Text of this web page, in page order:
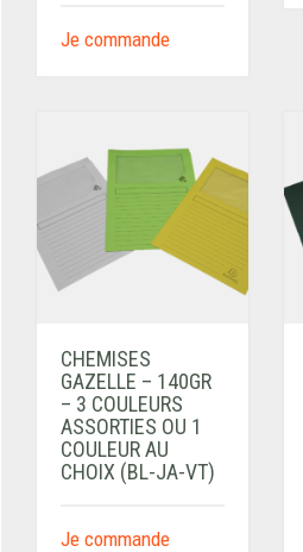
Je commande
CHEMISES
GAZELLE – 140GR
– 3 COULEURS
ASSORTIES OU 1
COULEUR AU
CHOIX (BL-JA-VT)
Je commande